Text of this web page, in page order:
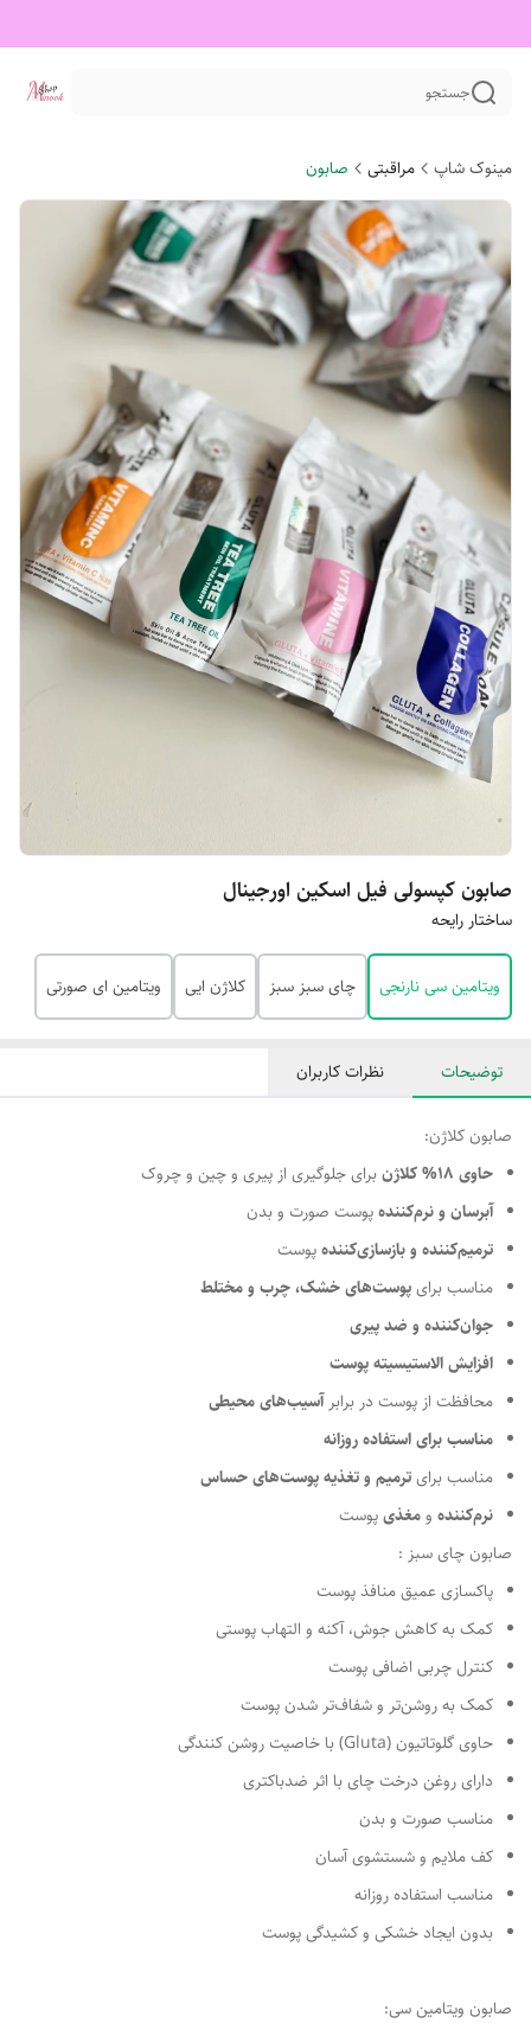
جستجو
مینوک شاپ مراقبتی صابون
صابون کپسولی فیل اسکین اورجینال
ساختار رایحه
ویتامین سی نارنجی چای سبز سبز کلاژن ایی ویتامین ای صورتی
توضیحات نظرات کاربران
صابون کلاژن:
حاوی 18% کلاژن
برای جلوگیری از پیری و چین و چروک
آبرسان و نرم‌کنندهپوست صورت و بدن
ترمیم‌کننده و بازسازی‌کنندهپوست
مناسب برایپوست‌های خشک، چرب و مختلط
جوان‌کننده و ضد پیری
افزایش الاستیسیته پوست
محافظت از پوست در برابرآسیب‌های محیطی
مناسب برای استفاده روزانه
مناسب برایترمیم و تغذیه پوست‌های حساس
نرم‌کننده ومغذیپوست
صابون چای سبز :
پاکسازی عمیق منافذ پوست
کمک به کاهش جوش، آکنه و التهاب پوستی
کنترل چربی اضافی پوست
کمک به روشن‌تر و شفاف‌تر شدن پوست
حاوی گلوتاتیون (Gluta) با خاصیت روشن‌ کنندگی
دارای روغن درخت چای با اثر ضدباکتری
مناسب صورت و بدن
کف ملایم و شستشوی آسان
مناسب استفاده روزانه
بدون ایجاد خشکی و کشیدگی پوست
صابون ویتامین سی: